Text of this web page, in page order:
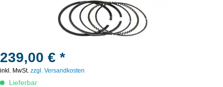
239,00 € *
inkl. MwSt. zzgl. Versandkosten
Lieferbar